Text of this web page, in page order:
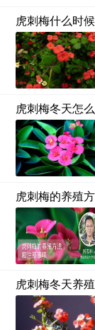
虎刺梅什么时
虎刺梅冬天怎
虎刺梅的养殖
虎刺梅冬天养